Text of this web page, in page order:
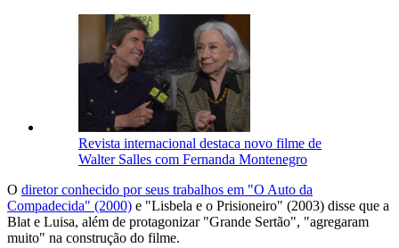
Revista internacional destaca novo filme de
Walter Salles com Fernanda Montenegro
O diretor conhecido por seus trabalhos em "O Auto da
Compadecida" (2000) e "Lisbela e o Prisioneiro" (2003) disse que a
Blat e Luisa, além de protagonizar "Grande Sertão", "agregaram
muito" na construção do filme.